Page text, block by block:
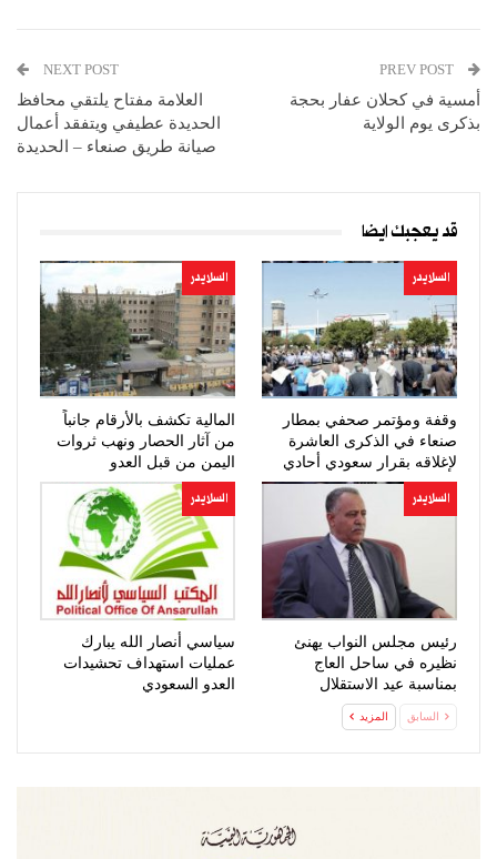
أمسية في كحلان عفار بحجة
بذكرى يوم الولاية
NEXT POST
العلامة مفتاح يلتقي محافظ
الحديدة عطيفي ويتفقد أعمال
صيانة طريق صنعاء – الحديدة
قد يعجبك ايضا
السلايدر
وقفة ومؤتمر صحفي بمطار
صنعاء في الذكرى العاشرة
لإغلاقه بقرار سعودي أحادي
السلايدر
المالية تكشف بالأرقام جانباً
من آثار الحصار ونهب ثروات
اليمن من قبل العدو
السعودي…
السلايدر
رئيس مجلس النواب يهنئ
نظيره في ساحل العاج
بمناسبة عيد الاستقلال
السلايدر
سياسي أنصار الله يبارك
عمليات استهداف تحشيدات
العدو السعودي
السابق المزيد